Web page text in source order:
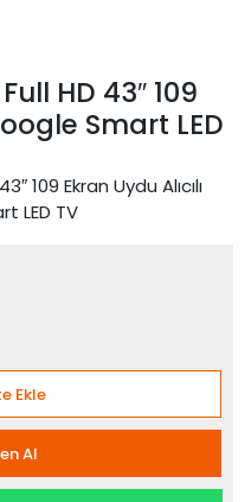
HD 43″ 109
Smart LED
109 Ekran Uydu Alıcılı
LED TV
Ekle
Al